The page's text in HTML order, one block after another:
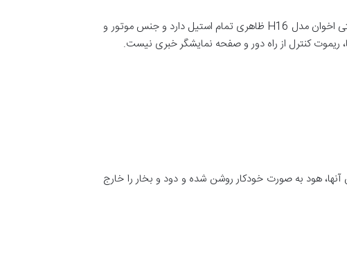
این مدل هود اخوان نیز به دلیل قدرت مکش قوی و صدای کم در لیست بهترین هودهای اخوان قرار می گیرد. هود زیرکابینتی اخوان مدل H16 ظاهری تمام استیل دارد و جنس موتور و
ریموت کنترل از راه دور و صفحه نمایشگر خبری نیست.
هود به صورت خودکار روشن شده و دود و بخار را خارج